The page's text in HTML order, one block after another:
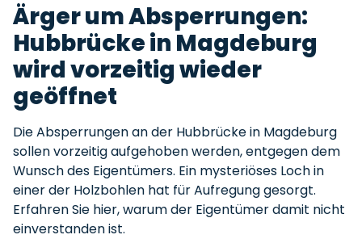
Ärger um Absperrungen:
Hubbrücke in Magdeburg
wird vorzeitig wieder
geöffnet
Die Absperrungen an der Hubbrücke in Magdeburg
sollen vorzeitig aufgehoben werden, entgegen dem
Wunsch des Eigentümers. Ein mysteriöses Loch in
einer der Holzbohlen hat für Aufregung gesorgt.
Erfahren Sie hier, warum der Eigentümer damit nicht
einverstanden ist.